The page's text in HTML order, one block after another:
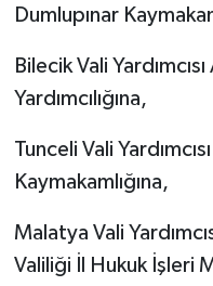
Dumlupınar
Bilecik Vali
Yardımcılığına,
Tunceli Vali
Kaymakamlığına,
Malatya Vali
Valiliği İl Hukuk İşleri